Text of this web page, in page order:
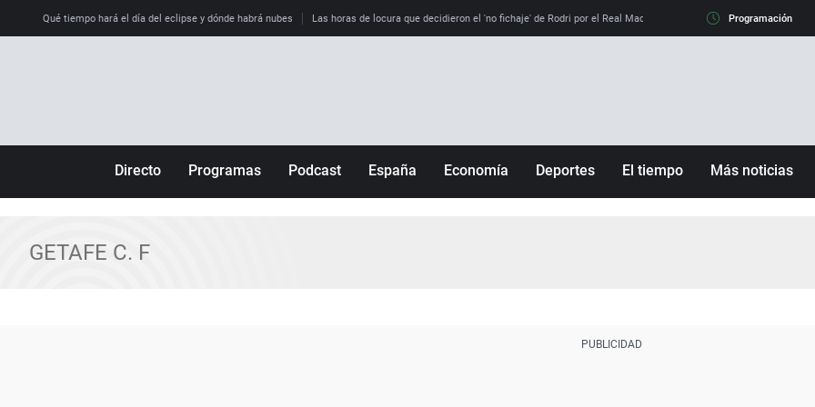
Qué tiempo hará el día del eclipse y dónde habrá nubes Las horas de locura que decidieron el 'no fichaje' de Rodri por el Real Madrid y su 'sí' al Barça La llamada
Programación
Directo Programas
Julia en la onda
Podcast España Economía Deportes El tiempo Más noticias
GETAFE C. F